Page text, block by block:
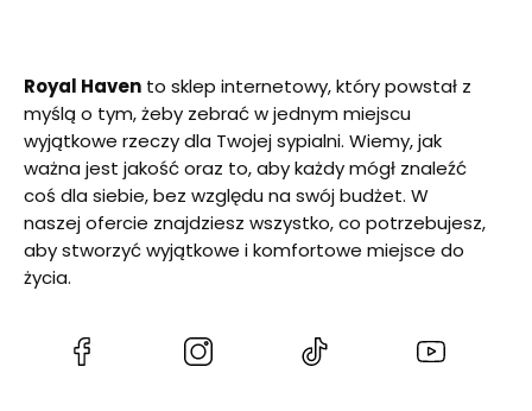
Royal Haven to sklep internetowy, który powstał z
myślą o tym, żeby zebrać w jednym miejscu
wyjątkowe rzeczy dla Twojej sypialni. Wiemy, jak
ważna jest jakość oraz to, aby każdy mógł znaleźć
coś dla siebie, bez względu na swój budżet. W
naszej ofercie znajdziesz wszystko, co potrzebujesz,
aby stworzyć wyjątkowe i komfortowe miejsce do
życia.
(Otwiera
(Otwiera
(Otwiera